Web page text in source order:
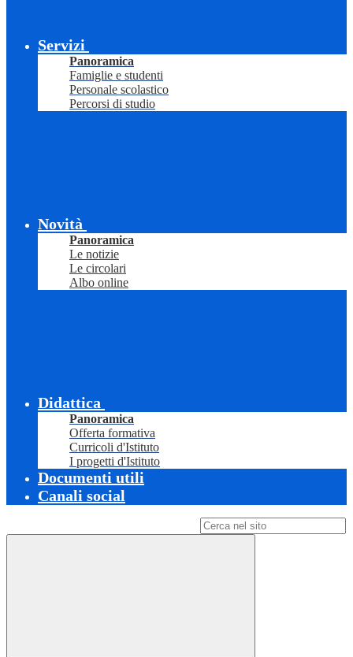
Servizi
Panoramica
Famiglie e studenti
Personale scolastico
Percorsi di studio
Novità
Panoramica
Le notizie
Le circolari
Albo online
Didattica
Panoramica
Offerta formativa
Curricoli d'Istituto
I progetti d'Istituto
Documenti utili
Canali social